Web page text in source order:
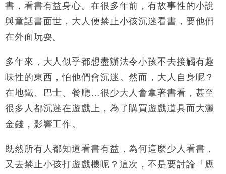
10:57
財經｜美商務部擬擴大金屬關稅範圍 14類產品或加徵
25%
18:15
本地｜新世界K11 9月升級會員制度 增鉑金卡級別鎖
定高消費客群
17:40
財經｜本港6月零售額連升14個月 珠寶鐘錶銷售升勢
最強
財經｜滙控重啟最多10億美元回購 派息比率目標維持
50%
書，看書有益身心。在很多年前，有故事性的小說
與童話書面世，大人便禁止小孩沉迷看書，要他們
在外面玩耍。
多年來，大人似乎都想盡辦法令小孩不去接觸有趣
味性的東西，怕他們會沉迷。然而，大人自身呢？
在地鐵、巴士、餐廳…很少大人會拿著書看，甚至
很多人都沉迷在遊戲上，為了購買遊戲道具而大灑
金錢，影響工作。
既然所有人都知道看書有益，為何這麼少人看書，
又去禁止小孩打遊戲機呢？這次，不是要討論「應